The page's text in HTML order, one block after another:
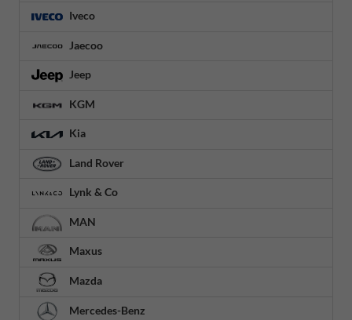
Iveco
Jaecoo
Jeep
KGM
Kia
Land Rover
Lynk & Co
MAN
Maxus
Mazda
Mercedes-Benz